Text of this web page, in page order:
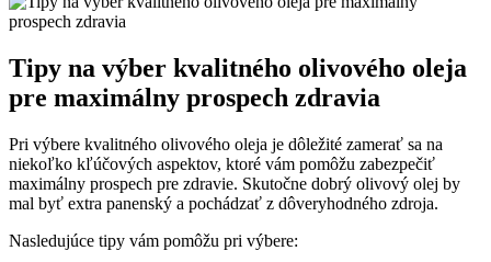
Tipy na výber kvalitného olivového oleja
pre maximálny prospech zdravia
Pri výbere kvalitného olivového oleja je dôležité zamerať sa na
niekoľko kľúčových aspektov, ktoré vám pomôžu zabezpečiť
maximálny prospech pre zdravie. Skutočne dobrý olivový olej by
mal byť extra panenský a pochádzať z dôveryhodného zdroja.
Nasledujúce tipy vám pomôžu pri výbere: